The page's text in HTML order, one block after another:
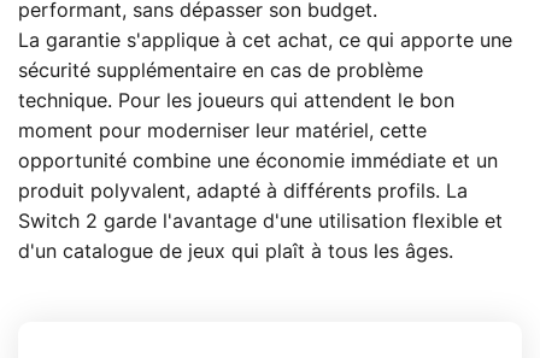
performant, sans dépasser son budget.
La garantie s'applique à cet achat, ce qui apporte une
sécurité supplémentaire en cas de problème
technique. Pour les joueurs qui attendent le bon
moment pour moderniser leur matériel, cette
opportunité combine une économie immédiate et un
produit polyvalent, adapté à différents profils. La
Switch 2 garde l'avantage d'une utilisation flexible et
d'un catalogue de jeux qui plaît à tous les âges.